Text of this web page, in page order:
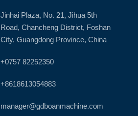
Jinhai Plaza, No. 21, Jihua 5th
Road, Chancheng District, Foshan
City, Guangdong Province, China
+0757 82252350
+8618613054883
manager@gdboanmachine.com